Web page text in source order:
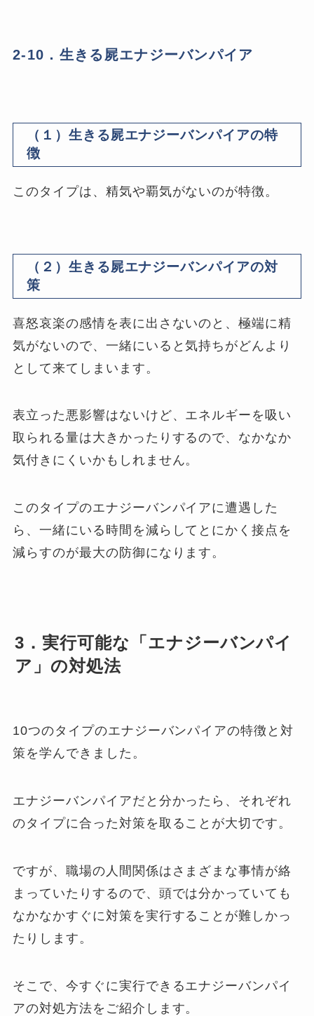
2-10．生きる屍エナジーバンパイア
（１）生きる屍エナジーバンパイアの特
徴
このタイプは、精気や覇気がないのが特徴。
（２）生きる屍エナジーバンパイアの対
策
喜怒哀楽の感情を表に出さないのと、極端に精
気がないので、一緒にいると気持ちがどんより
として来てしまいます。
表立った悪影響はないけど、エネルギーを吸い
取られる量は大きかったりするので、なかなか
気付きにくいかもしれません。
このタイプのエナジーバンパイアに遭遇した
ら、一緒にいる時間を減らしてとにかく接点を
減らすのが最大の防御になります。
3．実行可能な「エナジーバンパイ
ア」の対処法
10つのタイプのエナジーバンパイアの特徴と対
策を学んできました。
エナジーバンパイアだと分かったら、それぞれ
のタイプに合った対策を取ることが大切です。
ですが、職場の人間関係はさまざまな事情が絡
まっていたりするので、頭では分かっていても
なかなかすぐに対策を実行することが難しかっ
たりします。
そこで、今すぐに実行できるエナジーバンパイ
アの対処方法をご紹介します。